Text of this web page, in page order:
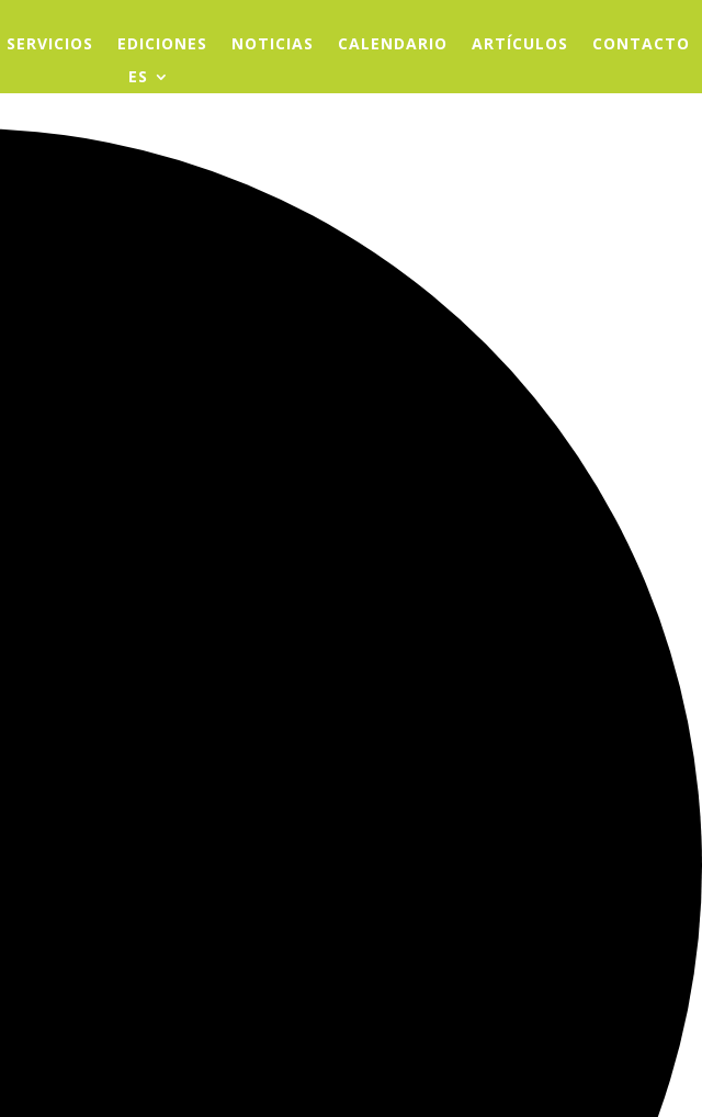
SERVICIOS EDICIONES NOTICIAS CALENDARIO ARTÍCULOS
CONTACTO
ES